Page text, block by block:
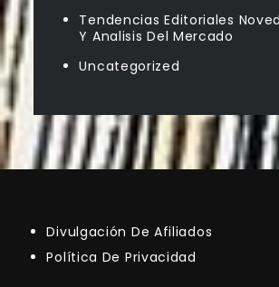
Tendencias Editoriales
Y Analisis Del Mercado
Uncategorized
Divulgación De Afiliados
Política De Privacidad